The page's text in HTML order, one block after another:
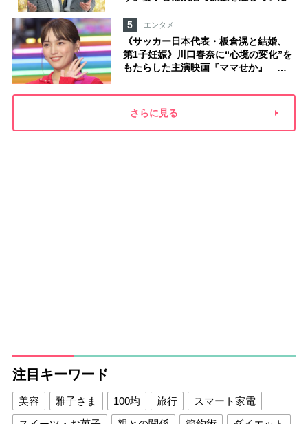
5 エンタメ
《サッカー日本代表・板倉滉と結婚、
第1子妊娠》川口春奈に“心境の変化”を
もたらした主演映画『ママせか』 身
た壮絶な撮影現場
さらに見る
注目キーワード
美容 雅子さま 100均 旅行
スマート家電